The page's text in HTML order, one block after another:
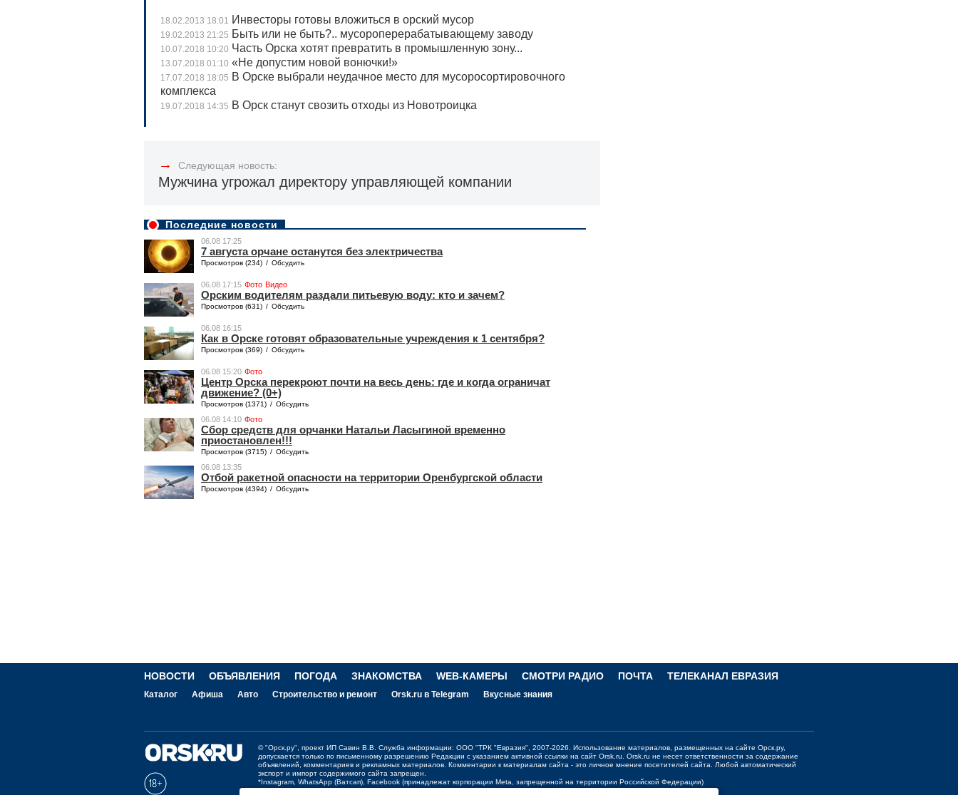
18.02.2013 18:01 Инвесторы готовы вложиться в орский мусор
19.02.2013 21:25 Быть или не быть?.. мусороперерабатывающему заводу
10.07.2018 10:20 Часть Орска хотят превратить в промышленную зону...
13.07.2018 01:10 «Не допустим новой вонючки!»
17.07.2018 18:05 В Орске выбрали неудачное место для мусоросортировочного
комплекса
19.07.2018 14:35 В Орск станут свозить отходы из Новотроицка
→ Следующая новость:
Мужчина угрожал директору управляющей компании
Последние новости
06.08 17:25
7 августа орчане останутся без электричества
Просмотров (234) / Обсудить
06.08 17:15 Фото Видео
Орским водителям раздали питьевую воду: кто и зачем?
Просмотров (631) / Обсудить
06.08 16:15
Как в Орске готовят образовательные учреждения к 1 сентября?
Просмотров (369) / Обсудить
06.08 15:20 Фото
Центр Орска перекроют почти на весь день: где и когда ограничат
движение? (0+)
Просмотров (1371) / Обсудить
06.08 14:10 Фото
Сбор средств для орчанки Натальи Ласыгиной временно
приостановлен!!!
Просмотров (3715) / Обсудить
06.08 13:35
Отбой ракетной опасности на территории Оренбургской области
Просмотров (4394) / Обсудить
НОВОСТИ ОБЪЯВЛЕНИЯ ПОГОДА ЗНАКОМСТВА WEB-КАМЕРЫ СМОТРИ РАДИО ПОЧТА ТЕЛЕКАНАЛ ЕВРАЗИЯ
Каталог Афиша Авто Строительство и ремонт Orsk.ru в Telegram Вкусные знания
©"Орск.ру" , проект ИП Савин В.В. Служба информации: ООО "ТРК "Евразия", 2007-2026. Использование материалов, размещенных на сайте Орск.ру,
допускается только по письменному разрешению Редакции с указанием активной ссылки на сайт Orsk.ru Orsk.ru не несет ответственности за содержание
объявлений, комментариев и рекламных материалов. Комментарии к материалам сайта - это личное мнение посетителей сайта. Любой автоматический
экспорт и импорт содержимого сайта запрещен.
*Instagram, WhatsApp (Ватсап), Facebook (принадлежат корпорации Meta, запрещенной на территории Российской Федерации)